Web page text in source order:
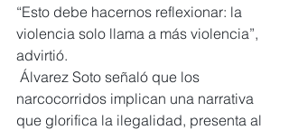
“Esto debe hacernos reflexionar: la
violencia solo llama a más violencia”,
advirtió.
Álvarez Soto señaló que los
narcocorridos implican una narrativa
que glorifica la ilegalidad, presenta al